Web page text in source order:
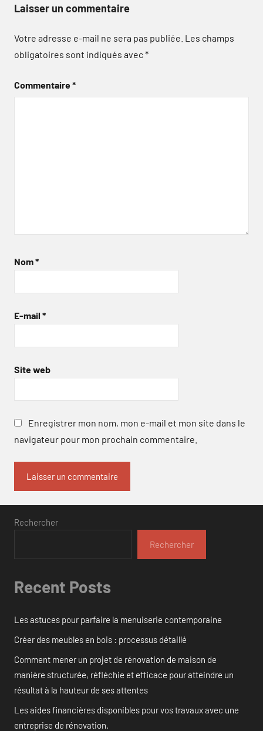
Laisser un commentaire
Votre adresse e-mail ne sera pas publiée. Les champs
obligatoires sont indiqués avec*
Commentaire*
Nom*
E-mail *
Site web
Enregistrer mon nom, mon e-mail et mon site dans le
navigateur pour mon prochain commentaire.
Rechercher
Rechercher
Recent Posts
Les astuces pour parfaire la menuiserie contemporaine
Créer des meubles en bois : processus détaillé
Comment mener un projet de rénovation de maison de
manière structurée, réfléchie et efficace pour atteindre un
résultat à la hauteur de ses attentes
Les aides financières disponibles pour vos travaux avec une
entreprise de rénovation.